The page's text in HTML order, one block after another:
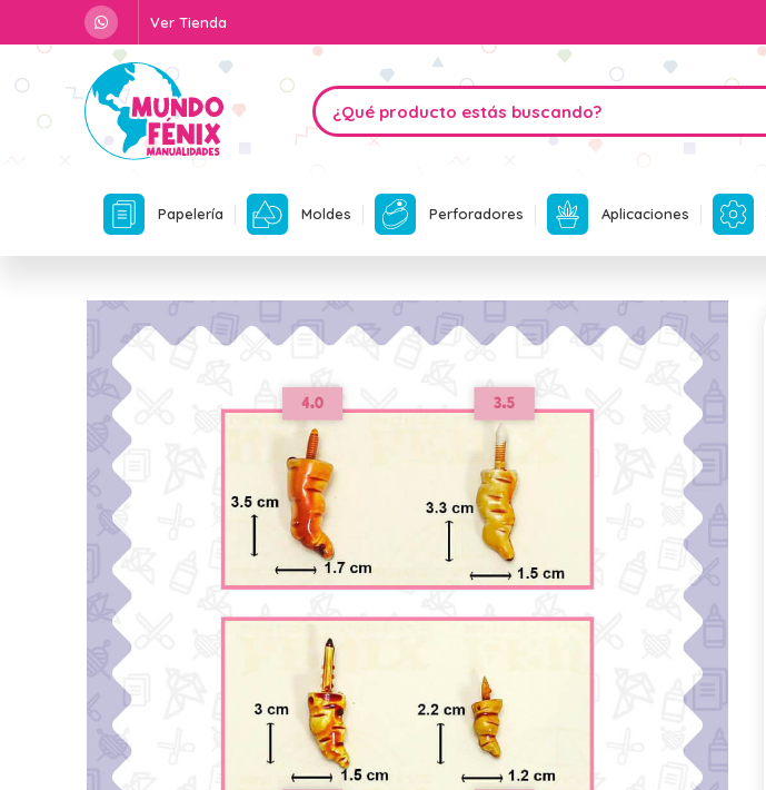
Ver Tienda
Papelería Moldes Perforadores Aplicaciones